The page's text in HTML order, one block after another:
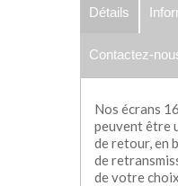
Détails
Contactez-
Nos écrans
peuvent être
de retour, en
de
de votre choix .